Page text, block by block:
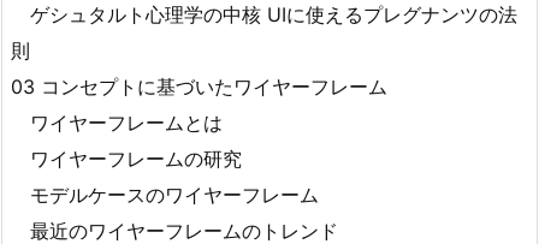
ゲシュタルト心理学の中核 UIに使えるプレグナンツの法
則
03 コンセプトに基づいたワイヤーフレーム
ワイヤーフレームとは
ワイヤーフレームの研究
モデルケースのワイヤーフレーム
最近のワイヤーフレームのトレンド